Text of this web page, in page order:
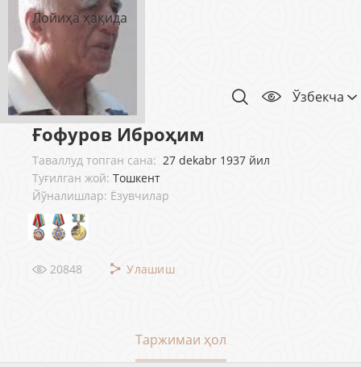
Лойиҳа ҳақида
Ўзбекча
Ғофуров Иброҳим
Таваллуд топган сана: 27 dekabr 1937 йил
Туғилган жой: Тошкент
Йўналишлар: Ёзувчилар
20848 Улашиш
Таржимаи ҳол